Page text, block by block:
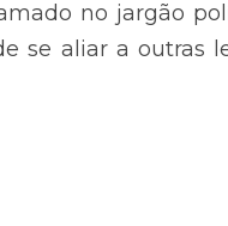
de governos.
federal Olaf Scholz,